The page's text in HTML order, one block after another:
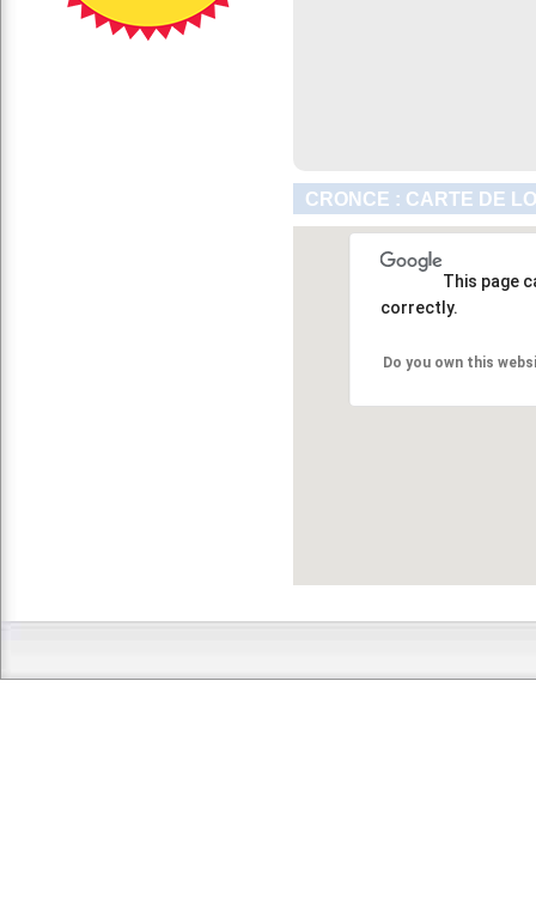
CRONCE : CARTE DE
This page
correctly.
Do you own this